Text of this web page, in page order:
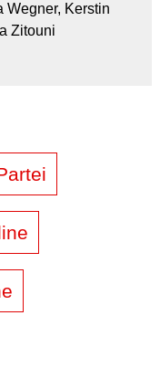
Wegner, Kerstin
Zitouni